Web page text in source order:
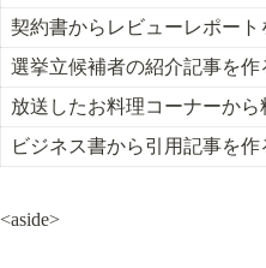
契約書からレビューレポート
選挙立候補者の紹介記事を作
放送したお料理コーナーか
ビジネス書から引用記事を作
<aside>